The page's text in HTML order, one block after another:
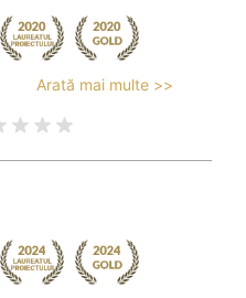
Arată mai multe >>